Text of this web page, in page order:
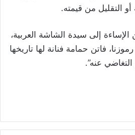
التقليل من قيمته.
إلى سيدة الشاشة العربية،
فاتن حمامة فنانة لها تاريخها
عنه”.